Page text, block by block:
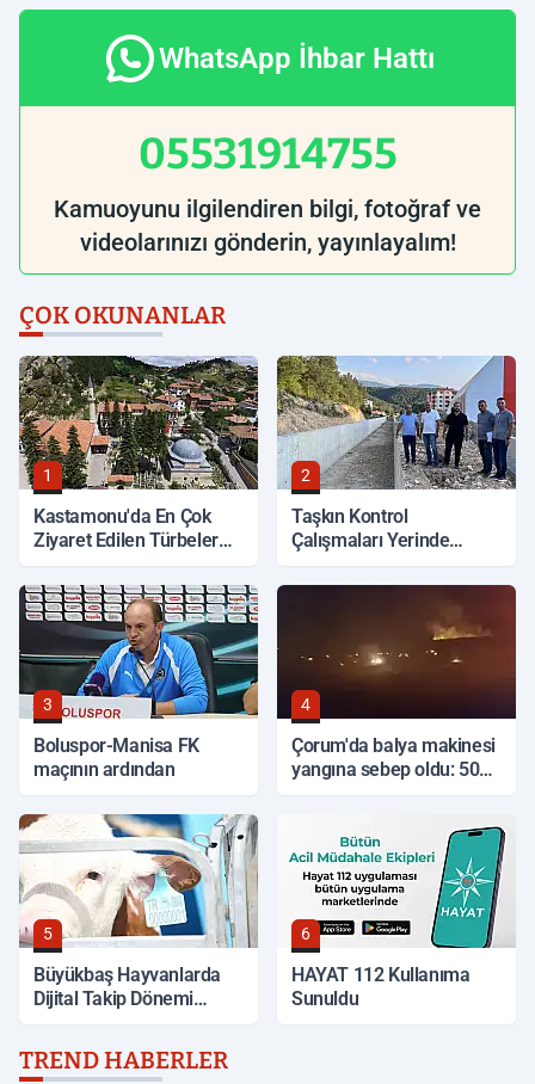
WhatsApp İhbar Hattı
05531914755
Kamuoyunu ilgilendiren bilgi, fotoğraf ve
videolarınızı gönderin, yayınlayalım!
ÇOK OKUNANLAR
1
Kastamonu'da En Çok
Ziyaret Edilen Türbeler
2
Taşkın Kontrol
Çalışmaları Yerinde
3
Boluspor-Manisa FK
maçının ardından
4
Çorum'da balya makinesi
yangına sebep oldu: 500
5
Büyükbaş Hayvanlarda
Dijital Takip Dönemi
6
HAYAT 112 Kullanıma
Sunuldu
TREND HABERLER